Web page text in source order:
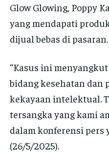
Glow Glowing, Poppy
yang mendapati
dijual bebas di pasaran.
“Kasus ini
bidang kesehatan dan
kekayaan intelektual.
tersangka yang kami
dalam konferensi pers
(26/5/2025).